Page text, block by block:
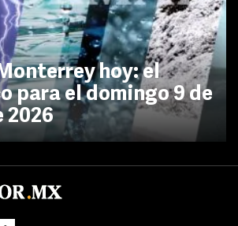
hoy: el
para el domingo 9 de
2026